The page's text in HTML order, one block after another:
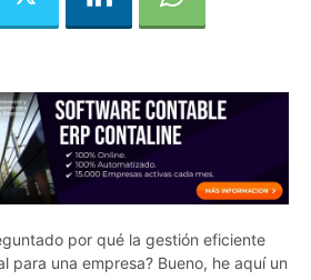
por qué la gestión eficiente
para una empresa? Bueno, he aquí un